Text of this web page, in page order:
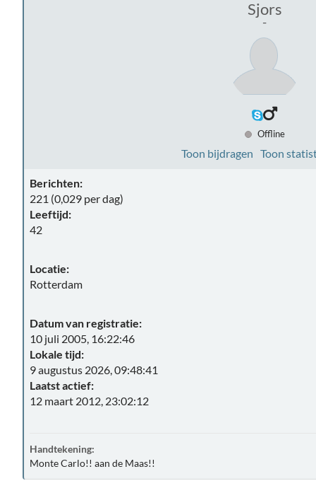
Sjors
-
Offline
Toon bijdragen Toon
Berichten:
221 (0,029 per dag)
Leeftijd:
42
Locatie:
Rotterdam
Datum van registratie:
10 juli 2005, 16:22:46
Lokale tijd:
9 augustus 2026, 09:48:41
Laatst actief:
12 maart 2012, 23:02:12
Handtekening:
Monte Carlo!! aan de Maas!!